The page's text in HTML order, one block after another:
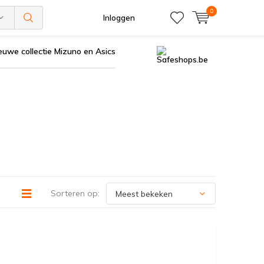
Inloggen
0
collectie Mizuno en Asics
Sorteren op: